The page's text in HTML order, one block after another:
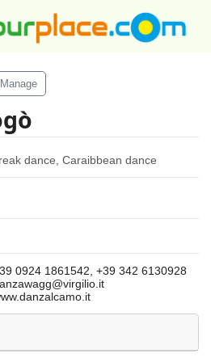
Manage
dance, Caraibbean dance
0924 1861542, +39 342 6130928